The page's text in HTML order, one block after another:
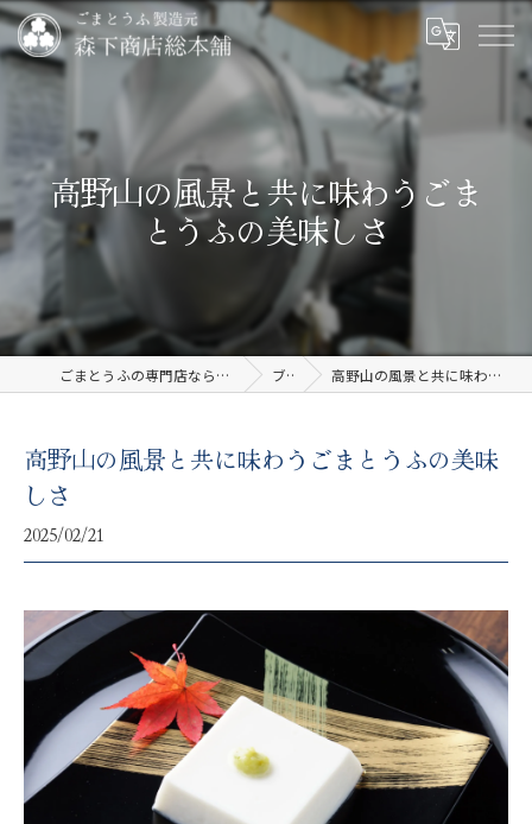
高野山の風景と共に味わうごま
とうふの美味しさ
ごまとうふの専門店なら有限会社森下商店総本舗 ブログ 高野山の風景と共に味わうごまとうふの美味しさ
高野山の風景と共に味わうごまとうふの美味
しさ
2025/02/21